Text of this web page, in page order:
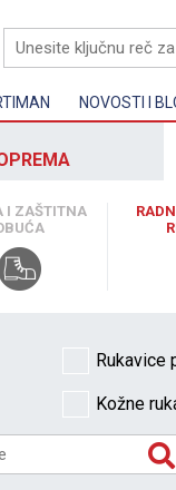
NOVOSTI I
I ZAŠTITNA
Rukavice
Kožne